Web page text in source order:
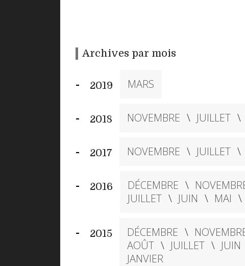
Archives par mois
2019 MARS
2018 NOVEMBRE JUILLET
2017 NOVEMBRE JUILLET
2016 DÉCEMBRE
JUILLET
JUIN MAI
2015 DÉCEMBRE
AOÛT
JUILLET JUIN
JANVIER